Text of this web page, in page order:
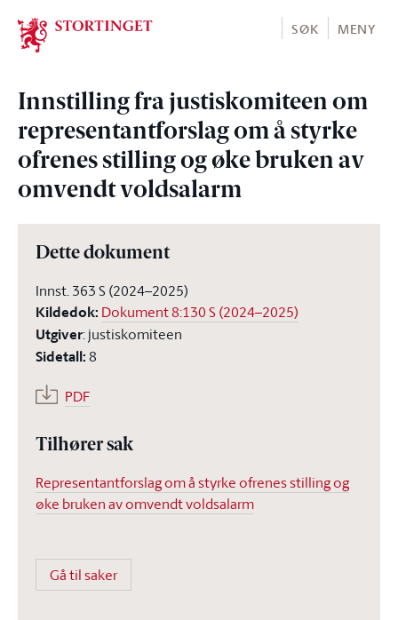
Stortinget.no
SØK MENY
Innstilling fra justiskomiteen om
representantforslag om å styrke
ofrenes stilling og øke bruken av
omvendt voldsalarm
Dette dokument
Innst. 363 S (2024–2025)
Kildedok: Dokument 8:130 S (2024–2025)
Utgiver:justiskomiteen
Sidetall:8
PDF
Tilhører sak
Representantforslag om å styrke ofrenes stilling og
øke bruken av omvendt voldsalarm
Gå til saker